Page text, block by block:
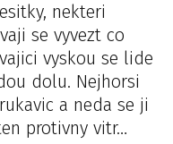
nekteri
se vyvezt co
vyskou se lide
dolu. Nejhorsi
a neda se ji
protivny vitr…